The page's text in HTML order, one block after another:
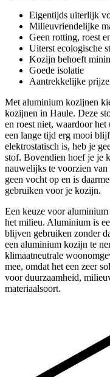
Eigentijds uiterlijk
Milieuvriendelijke
Geen rotting, roest
Uiterst ecologische
Kozijn behoeft
Goede isolatie
Aantrekkelijke
Met aluminium kozijnen
kozijnen in Haule. Deze
en roest niet, waardoor
een lange tijd erg mooi
elektrostatisch is, heb je
stof. Bovendien hoef je je
nauwelijks te voorzien
geen vocht op en is
gebruiken voor je kozijn.
Een keuze voor
het milieu. Aluminium is
blijven gebruiken zonder
een aluminium kozijn te
klimaatneutrale
mee, omdat het een zeer
voor duurzaamheid,
materiaalsoort.